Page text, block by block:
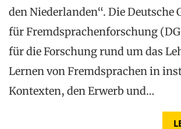
den Niederlanden“. Die Deutsche
für Fremdsprachenforschung
für die Forschung rund um das
Lernen von Fremdsprachen in
Kontexten, den Erwerb und…